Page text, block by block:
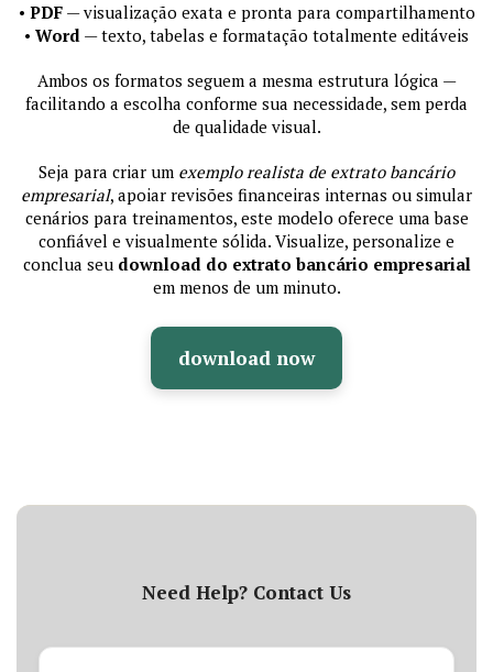
• PDF— visualização exata e pronta para compartilhamento
• Word — texto, tabelas e formatação totalmente editáveis
Ambos os formatos seguem a mesma estrutura lógica —
facilitando a escolha conforme sua necessidade, sem perda
de qualidade visual.
Seja para criar um exemplo realista de extrato bancário
empresarial, apoiar revisões financeiras internas ou simular
cenários para treinamentos, este modelo oferece uma base
confiável e visualmente sólida. Visualize, personalize e
conclua seu download do extrato bancário empresarial
em menos de um minuto.
download now
Need Help? Contact Us